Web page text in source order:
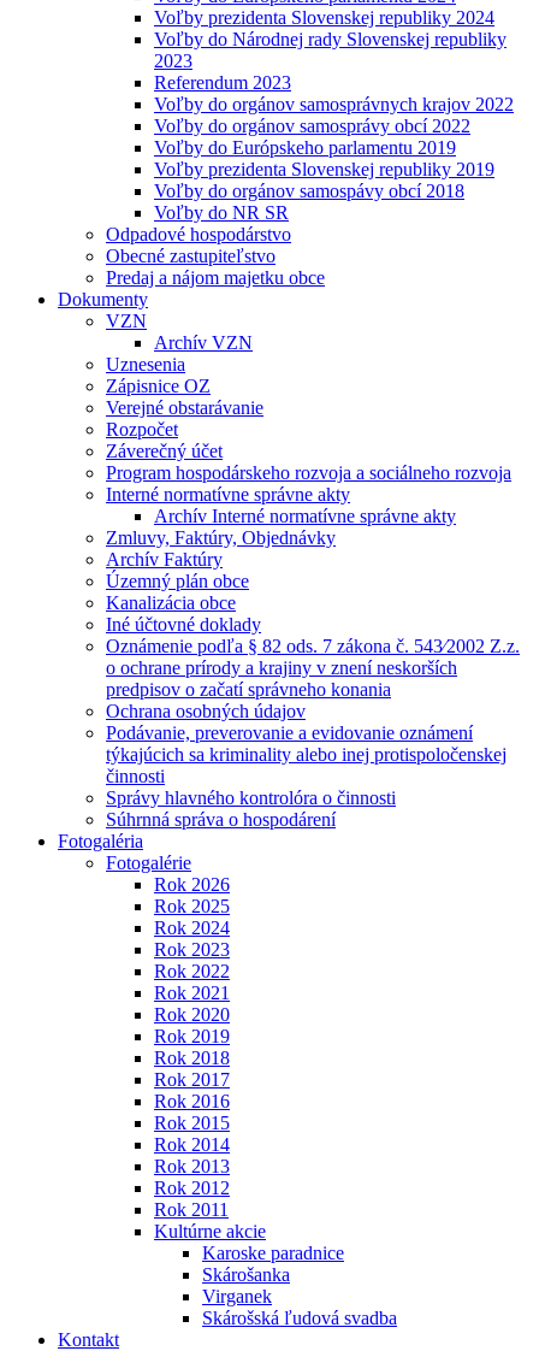
Voľby prezidenta Slovenskej republiky 2024
Voľby do Národnej rady Slovenskej republiky
2023
Referendum 2023
Voľby do orgánov samosprávnych krajov 2022
Voľby do orgánov samosprávy obcí 2022
Voľby do Európskeho parlamentu 2019
Voľby prezidenta Slovenskej republiky 2019
Voľby do orgánov samospávy obcí 2018
Voľby do NR SR
Odpadové hospodárstvo
Obecné zastupiteľstvo
Predaj a nájom majetku obce
Dokumenty
VZN
Archív VZN
Uznesenia
Zápisnice OZ
Verejné obstarávanie
Rozpočet
Záverečný účet
Program hospodárskeho rozvoja a sociálneho rozvoja
Interné normatívne správne akty
Archív Interné normatívne správne akty
Zmluvy, Faktúry, Objednávky
Archív Faktúry
Územný plán obce
Kanalizácia obce
Iné účtovné doklady
Oznámenie podľa § 82 ods. 7 zákona č. 543⁄2002 Z.z.
o ochrane prírody a krajiny v znení neskorších
predpisov o začatí správneho konania
Ochrana osobných údajov
Podávanie, preverovanie a evidovanie oznámení
týkajúcich sa kriminality alebo inej protispoločenskej
činnosti
Správy hlavného kontrolóra o činnosti
Súhrnná správa o hospodárení
Fotogaléria
Fotogalérie
Rok 2026
Rok 2025
Rok 2024
Rok 2023
Rok 2022
Rok 2021
Rok 2020
Rok 2019
Rok 2018
Rok 2017
Rok 2016
Rok 2015
Rok 2014
Rok 2013
Rok 2012
Rok 2011
Kultúrne akcie
Karoske paradnice
Skárošanka
Virganek
Skárošská ľudová svadba
Kontakt